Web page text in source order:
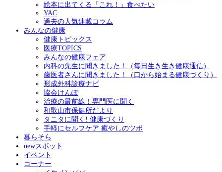
絵本に出てくる「これ！」食べたい
YAC
過去の人気連載コラム
みんなの健康
健康トピックス
医療TOPICS
みんなの健康フェア
内科の先生に聞きました！（毎日生き生き健康通信）
歯医者さんに聞きました！（口から始まる健康づくり）
形成外科診療ナビ
協会けんぽ
治療の最前線！専門医に聞く
和歌山市保健所だより
タニタに聞く! 健康づくり
手軽にセルフケア 癒やしのツボ
暮らそら
newスポット
イベント
コーナー